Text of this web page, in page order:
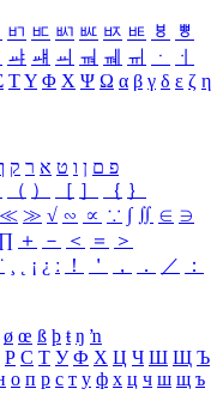
ㅲ ㅳ ㅴ ㅵ ㅶ ㅷ ㅸ
ㅹ
ㆇ ㆈ ㆉ ㆊ ㆋ ㆌ ㆍ
ㆎ
ΤΥ Φ Χ Ψ Ω α β γ δ ε ζ η
פ ם ן ו ט א ר ק
（ ） ［ ］ ｛ ｝
≪ ≫ √ ∽ ∝ ∵ ∫ ∬ ∈ ∋
∏ ＋ － ＜ ＝
＞
˙ ¸ ¡ ¿ ː ！ ＇ ， ． ／
：
ø œ ß þ ŧ ŋ ŉ
Р С Т У Ф Х Ц Ч Ш Щ Ъ
о п р с т у ф х ц ч ш щ ъ